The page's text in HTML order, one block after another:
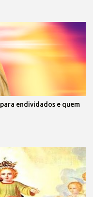
endividados e quem